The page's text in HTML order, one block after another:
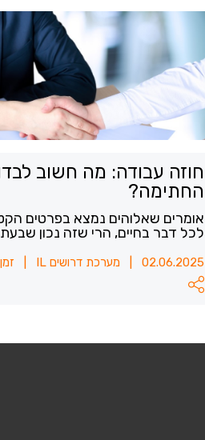
חוזה עבודה: מה חשוב
החתימה?
אומרים שאלוהים נמצא בפרטים
לכל דבר בחיים, הרי שזה נכון
02.06.2025 מערכת דרושים IL זמן